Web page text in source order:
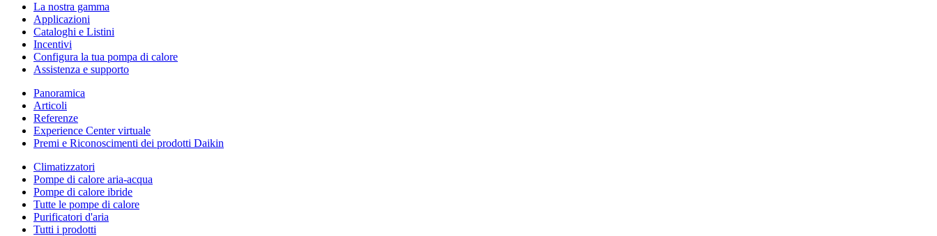
La nostra gamma
Applicazioni
Cataloghi e Listini
Incentivi
Configura la tua pompa di calore
Assistenza e supporto
Panoramica
Articoli
Referenze
Experience Center virtuale
Premi e Riconoscimenti dei prodotti Daikin
Climatizzatori
Pompe di calore aria-acqua
Pompe di calore ibride
Tutte le pompe di calore
Purificatori d'aria
Tutti i prodotti